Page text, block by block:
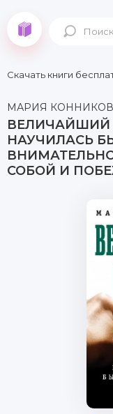
Скачать книги
МАРИЯ
ВЕЛИЧАЙШИЙ
НАУЧИЛАСЬ
СОБОЙ И